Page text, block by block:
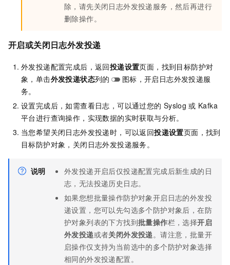
除，请先关闭日志外发投递服务，然后再进行
删除操作。
开启或关闭日志外发投递
外发投递配置完成后，返回投递设置页面，找到目标防护对
象，单击外发投递状态列的
图标，开启日志外发投递服
务。
设置完成后，如需查看日志，可以通过您的 Syslog 或 Kafka
平台进行查询操作，实现数据的实时获取与分析。
当您希望关闭日志外发投递时，可以返回投递设置页面，找到
目标防护对象，关闭日志外发投递服务。
说明
外发投递开启后仅投递配置完成后新生成的日
志，无法投递历史日志。
如果您想批量操作防护对象开启日志的外发投
递设置，您可以先勾选多个防护对象后，在防
护对象列表的下方找到批量操作栏，选择开启
外发投递或者关闭外发投递 。请注意，批量开
启操作仅支持为当前选中的多个防护对象选择
相同的外发投递配置。